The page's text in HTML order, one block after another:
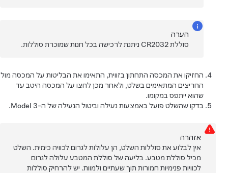
הערה
סוללת CR2032 ניתנת לרכישה בכל חנות שמוכרת סוללות.
החזיקו את המכסה התחתון בזווית, התאימו את הבליטות על המכסה מול
החריצים המתאימים בשלט, ולאחר מכן לחצו על המכסה היטב עד
שהוא ייתפס במקומו.
בדקו שהשלט פועל באמצעות נעילה וביטול הנעילה של ה-Model 3
.
אזהרה
אין לבלוע את סוללות השלט, הן עלולות לגרום לכוויה כימית. השלט
מכיל סוללת מטבע. בליעה של סוללת המטבע עלולה לגרום
לכוויות פנימיות חמורות תוך שעתיים ולמוות. יש להרחיק סוללות